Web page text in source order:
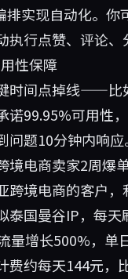
排实现自动化。
执行点赞、评论、
性保障
时间点掉线——比
诺99.95%可用性
问题10分钟内响应
境电商卖家2周爆
跨境电商的客户
泰国曼谷IP，每
量增长500%，单
费约每天144元，